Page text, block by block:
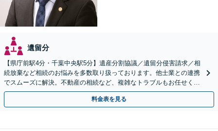
遺留分
【県庁前駅4分・千葉中央駅5分】遺産分割協議／遺留分侵害請求／相
続放棄など相続のお悩みを多数取り扱っております。他士業との連携
でスムーズに解決。不動産の相続など、複雑なトラブルもお任せくだ
さい。【初回面談相談30分無料】
料金表を見る